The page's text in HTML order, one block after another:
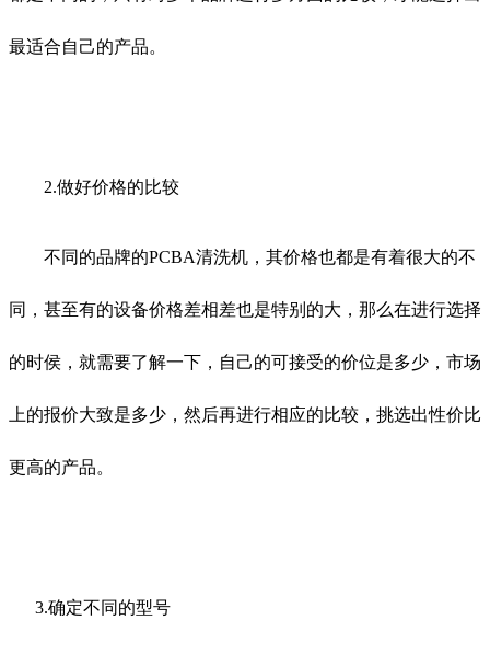
最适合自己的产品。
2.做好价格的比较
不同的品牌的PCBA清洗机，其价格也都是有着很大的不
同，甚至有的设备价格差相差也是特别的大，那么在进行选择
的时侯，就需要了解一下，自己的可接受的价位是多少，市场
上的报价大致是多少，然后再进行相应的比较，挑选出性价比
更高的产品。
3.确定不同的型号